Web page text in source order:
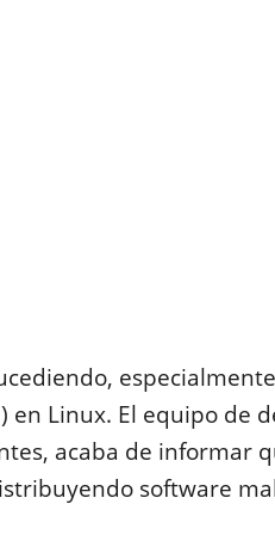
en Linux. El equipo de
acaba de informar
software